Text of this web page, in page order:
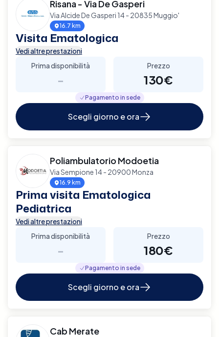
Risana - Via De Gasperi
Via Alcide De Gasperi 14 - 20835 Muggio'
16.7 km
Visita Ematologica
Vedi altre prestazioni
Prima disponibilità
-
Prezzo
130€
Pagamento in sede
Scegli giorno e ora
Poliambulatorio Modoetia
Via Sempione 14 - 20900 Monza
16.9 km
Prima visita Ematologica
Pediatrica
Vedi altre prestazioni
Prima disponibilità
-
Prezzo
180€
Pagamento in sede
Scegli giorno e ora
Cab Merate